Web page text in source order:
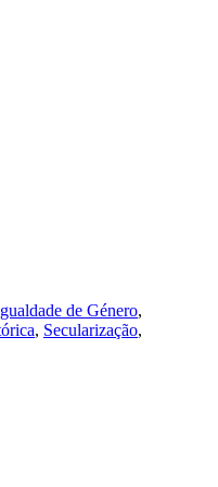
de Género,
, Secularização,